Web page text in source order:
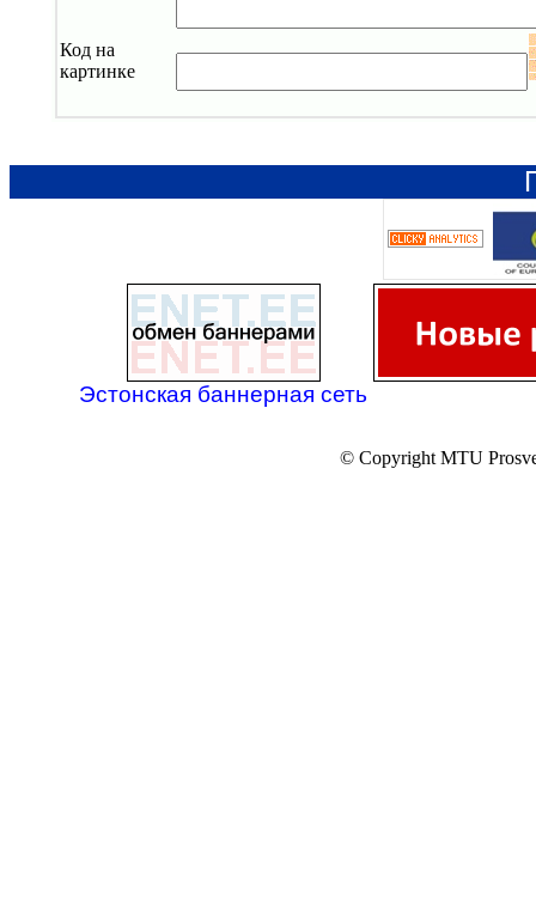
Код на
картинке
Эстонская баннерная сеть
© Copyright MTU